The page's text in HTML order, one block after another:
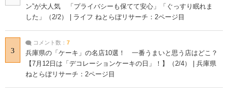
ン”が大人気 「プライバシーも保てて安心」「ぐっすり眠れま
した」（2/2） | ライフ ねとらぼリサーチ：2ページ目
3
コメント数： 7
兵庫県の「ケーキ」の名店10選！ 一番うまいと思う店はどこ？
【7月12日は「デコレーションケーキの日」！】（2/4） | 兵庫県
ねとらぼリサーチ：2ページ目